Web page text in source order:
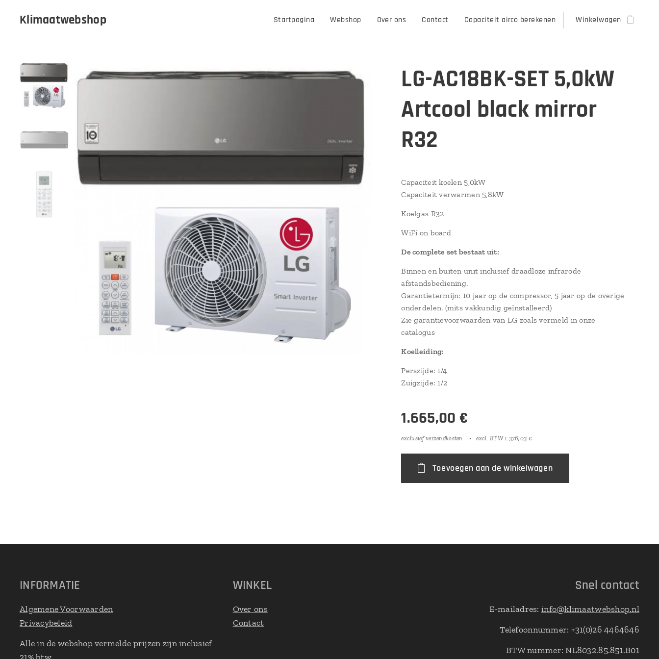
Klimaatwebshop Startpagina Webshop Over ons Contact Capaciteit airco berekenen Winkelwagen
LG-AC18BK-SET 5,0kW
Artcool black mirror
R32
Capaciteit koelen 5,0kW
Capaciteit verwarmen 5,8kW
Koelgas R32
WiFi on board
De complete set bestaat uit:
Binnen en buiten unit inclusief draadloze infrarode
afstandsbediening.
Garantietermijn: 10 jaar op de compressor, 5 jaar op de overige
onderdelen. (mits vakkundig geïnstalleerd)
Zie garantievoorwaarden van LG zoals vermeld in onze
catalogus
Koelleiding:
Perszijde: 1/4
Zuigzijde: 1/2
1.665,00 €
exclusief verzendkosten excl. BTW 1.376,03 €
Toevoegen aan de winkelwagen
INFORMATIE
Algemene Voorwaarden
Privacybeleid
Alle in de webshop vermelde prijzen zijn inclusief
WINKEL
Over ons
Contact
Snel contact
E-mailadres:info@klimaatwebshop.nl
Telefoonnummer: +31(0)26 4464646
BTW nummer: NL8032.85.851.B01